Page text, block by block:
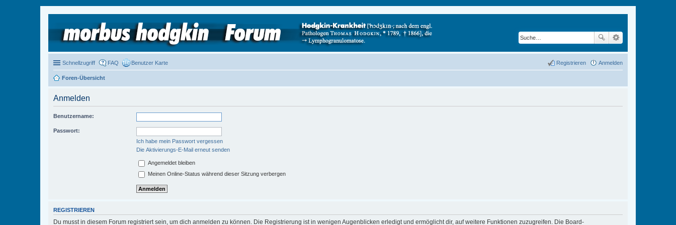
Schnellzugriff FAQ Benutzer Karte Anmelden
Registrieren
Foren-Übersicht
Anmelden
Benutzername:
Passwort:
Ich habe mein Passwort vergessen
Die Aktivierungs-E-Mail erneut senden
Angemeldet bleiben
Meinen Online-Status während dieser Sitzung verbergen
REGISTRIEREN
Du musst in diesem Forum registriert sein, um dich anmelden zu können. Die Registrierung ist in wenigen Augenblicken erledigt und ermöglicht dir, auf weitere Funktionen zuzugreifen. Die Board-